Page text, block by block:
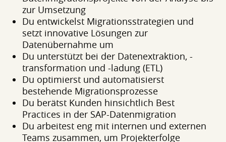
zur Umsetzung
Du entwickelst Migrationsstrategien und
setzt innovative Lösungen zur
Datenübernahme um
Du unterstützt bei der Datenextraktion, -
transformation und -ladung (ETL)
Du optimierst und automatisierst
bestehende Migrationsprozesse
Du berätst Kunden hinsichtlich Best
Practices in der SAP-Datenmigration
Du arbeitest eng mit internen und externen
Teams zusammen, um Projekterfolge